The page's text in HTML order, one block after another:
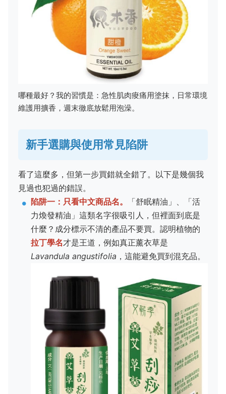
哪種最好？我的習慣是：急性肌肉痠痛用塗抹，日常環境
維護用擴香，週末徹底放鬆用泡澡。
新手選購與使用常見陷阱
看了這麼多，但第一步買錯就全錯了。以下是幾個我
見過也犯過的錯誤。
陷阱一：只看中文商品名。
「舒眠精油」、「活
力煥發精油」這類名字很吸引人，但裡面到底是
什麼？成分標示不清的產品不要買。認明植物的
拉丁學名才是王道，例如真正薰衣草是
Lavandula angustifolia ，這能避免買到混充品。